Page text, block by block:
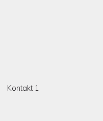
Kontakt 1